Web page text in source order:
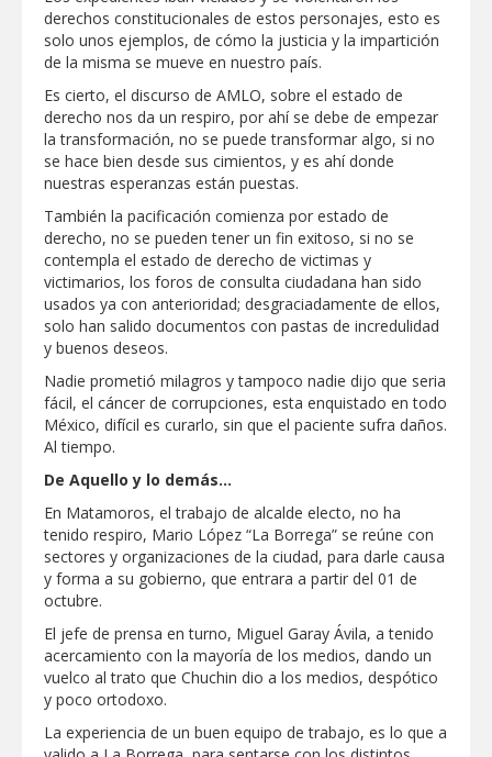
La UAT, Gobierno del Estado y
ganaderos consolidan proyecto “Carne
Tam
GOBIERNO MUNICIPAL INVITA A
CAMPAÑA DE TAMIZAJE AUDITIVO
GRATUITO PARA RECIÉN NACIDOS EN
CLÍNICA UNE NUEVA ERA
Entregó Carlos Peña Ortiz apoyos de
"Mamá Luchona", acompañado por la
Senadora Maki Esther Ortiz Domínguez
Intensificó Municipio programa de
bacheo en cuatro colonias de Reynosa
derechos constitucionales de estos personajes, esto es
solo unos ejemplos, de cómo la justicia y la impartición
de la misma se mueve en nuestro país.
Es cierto, el discurso de AMLO, sobre el estado de
derecho nos da un respiro, por ahí se debe de empezar
la transformación, no se puede transformar algo, si no
se hace bien desde sus cimientos, y es ahí donde
nuestras esperanzas están puestas.
También la pacificación comienza por estado de
derecho, no se pueden tener un fin exitoso, si no se
contempla el estado de derecho de victimas y
victimarios, los foros de consulta ciudadana han sido
usados ya con anterioridad; desgraciadamente de ellos,
solo han salido documentos con pastas de incredulidad
y buenos deseos.
Nadie prometió milagros y tampoco nadie dijo que seria
fácil, el cáncer de corrupciones, esta enquistado en todo
México, difícil es curarlo, sin que el paciente sufra daños.
Al tiempo.
De Aquello y lo demás…
En Matamoros, el trabajo de alcalde electo, no ha
tenido respiro, Mario López “La Borrega” se reúne con
sectores y organizaciones de la ciudad, para darle causa
y forma a su gobierno, que entrara a partir del 01 de
octubre.
El jefe de prensa en turno, Miguel Garay Ávila, a tenido
acercamiento con la mayoría de los medios, dando un
vuelco al trato que Chuchin dio a los medios, despótico
y poco ortodoxo.
La experiencia de un buen equipo de trabajo, es lo que a